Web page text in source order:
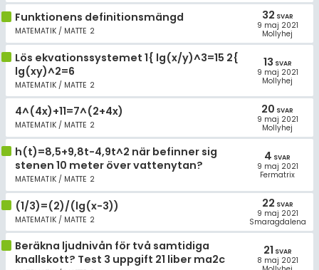
Funktionens definitionsmängd
MATEMATIK / MATTE 2
32 SVAR
9 maj 2021
Mollyhej
Lös ekvationssystemet 1{ lg(x/y)^3=15 2{
lg(xy)^2=6
MATEMATIK / MATTE 2
13 SVAR
9 maj 2021
Mollyhej
4^(4x)+11=7^(2+4x)
MATEMATIK / MATTE 2
20 SVAR
9 maj 2021
Mollyhej
h(t)=8,5+9,8t-4,9t^2 när befinner sig
stenen 10 meter över vattenytan?
MATEMATIK / MATTE 2
4 SVAR
9 maj 2021
Fermatrix
(1/3)=(2)/(lg(x-3))
MATEMATIK / MATTE 2
22 SVAR
9 maj 2021
Smaragdalena
Beräkna ljudnivån för två samtidiga
knallskott? Test 3 uppgift 21 liber ma2c
21 SVAR
8 maj 2021